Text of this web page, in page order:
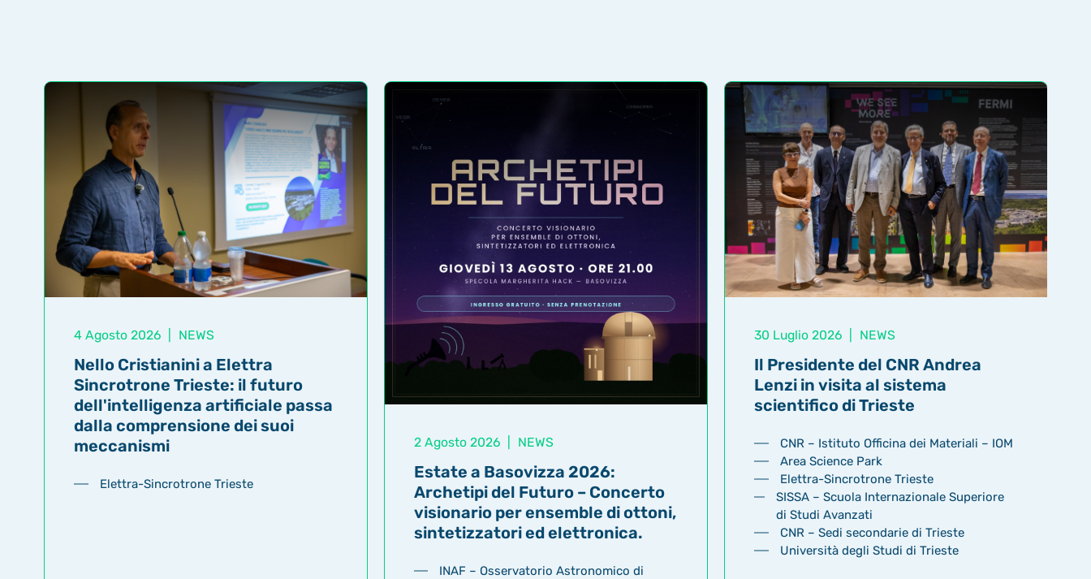
4 Agosto 2026 NEWS
Nello Cristianini a Elettra
Sincrotrone Trieste: il futuro
dell'intelligenza artificiale passa
dalla comprensione dei suoi
meccanismi
Elettra-Sincrotrone Trieste
2 Agosto 2026 NEWS
Estate a Basovizza 2026:
Archetipi del Futuro – Concerto
visionario per ensemble di ottoni,
sintetizzatori ed elettronica.
INAF – Osservatorio Astronomico di
30 Luglio 2026 NEWS
Il Presidente del CNR Andrea
Lenzi in visita al sistema
scientifico di Trieste
CNR – Istituto Officina dei Materiali – IOM
Area Science Park
Elettra-Sincrotrone Trieste
SISSA – Scuola Internazionale Superiore
di Studi Avanzati
CNR – Sedi secondarie di Trieste
Università degli Studi di Trieste